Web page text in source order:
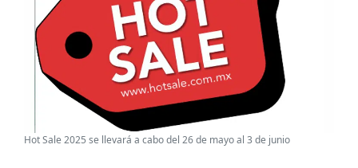
Hot Sale 2025 se llevará a cabo del 26 de mayo al 3 de junio